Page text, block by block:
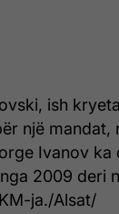
ish
një
Ivanov ka
2009 deri
ja./Alsat/